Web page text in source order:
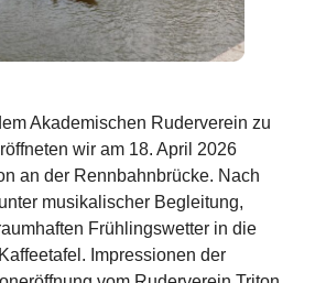
Akademischen Ruderverein zu
wir am 18. April 2026
an der Rennbahnbrücke. Nach
musikalischer Begleitung,
Frühlingswetter in die
Impressionen der